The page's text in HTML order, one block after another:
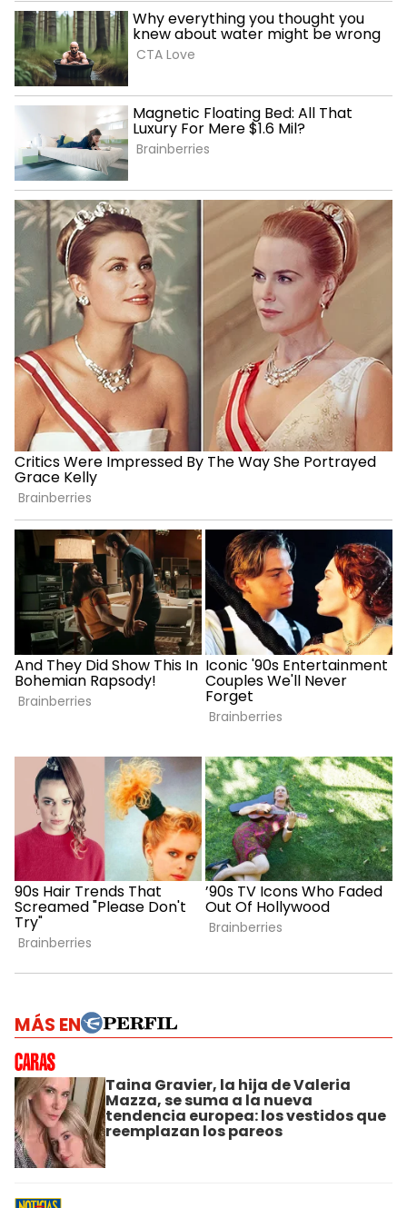
MÁS EN
Taina Gravier, la hija de Valeria
Mazza, se suma a la nueva
tendencia europea: los vestidos que
reemplazan los pareos